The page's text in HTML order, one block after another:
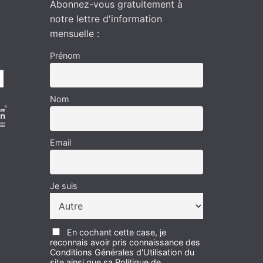
Abonnez-vous gratuitement à
notre lettre d'information
mensuelle :
Prénom
Nom
Email
Je suis
En cochant cette case, je
reconnais avoir pris connaissance des
Conditions Générales d'Utilisation du